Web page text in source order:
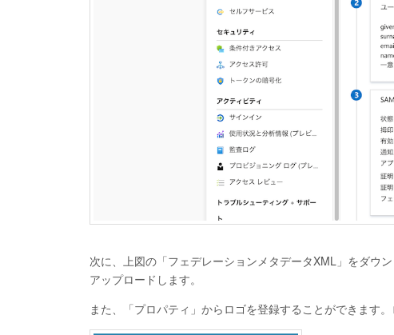
次に、上図の「フェデレーションメタデータXML」をダウ
アップロードします。
また、「プロパティ」からロゴを登録することができます